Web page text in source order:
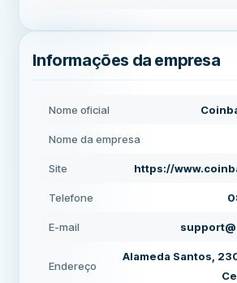
Informações da empresa
Nome oficial
Nome da empresa
Site https://
Telefone
E-mail
Endereço
Alameda Santos,